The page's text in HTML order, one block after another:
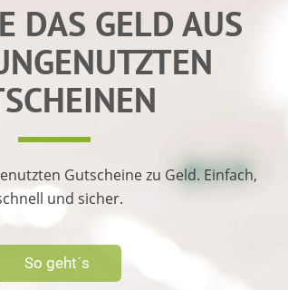
DAS GELD AUS
Gutscheine zu Geld. Einfach,
und sicher.
So geht´s